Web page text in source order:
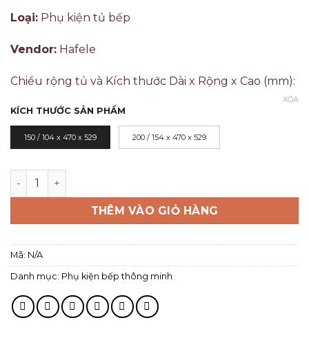
Loại: Phụ kiện tủ bếp
Vendor: Hafele
Chiều rộng tủ và Kích thước Dài x Rộng x Cao (mm):
KÍCH THƯỚC SẢN PHẨM
150 / 104 x 470 x 529 200 / 154 x 470 x 529
XÓA
THÊM VÀO GIỎ HÀNG
Mã: N/A
Danh mục: Phụ kiện bếp thông minh